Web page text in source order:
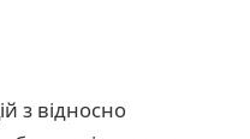
з відносно